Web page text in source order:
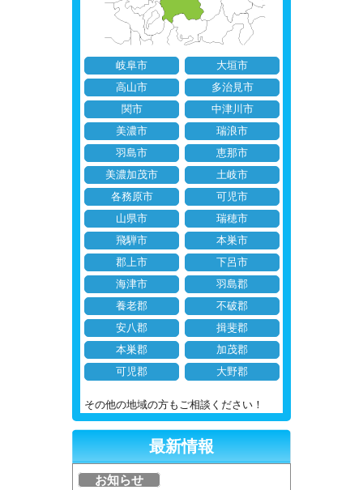
岐阜市
大垣市
高山市
多治見市
関市
中津川市
美濃市
瑞浪市
羽島市
恵那市
美濃加茂市
土岐市
各務原市
可児市
山県市
瑞穂市
飛騨市
本巣市
郡上市
下呂市
海津市
羽島郡
養老郡
不破郡
安八郡
揖斐郡
本巣郡
加茂郡
可児郡
大野郡
その他の地域の方もご相談ください！
最新情報
お知らせ